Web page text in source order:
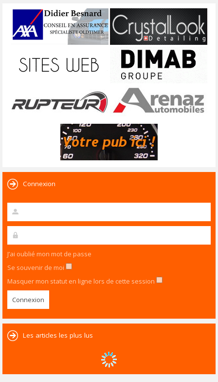
Connexion
J’ai oublié mon mot de passe
Se souvenir de moi
Masquer mon statut en ligne lors de cette session
Les articles les plus lus